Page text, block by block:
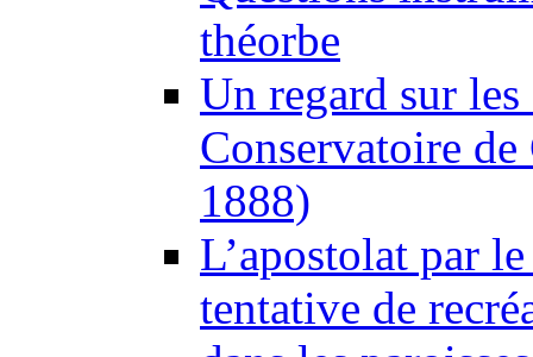
théorbe
Un regard sur
Conservatoire
1888)
L’apostolat par
tentative de